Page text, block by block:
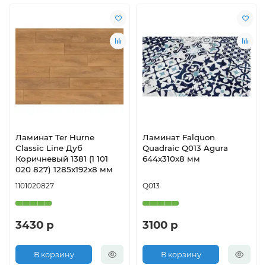
Ламинат Ter Hurne
Classic Line Дуб
Коричневый 1381 (1 101
020 827) 1285x192x8 мм
1101020827
3430 р
В корзину
Ламинат Falquon
Quadraic Q013 Agura
644х310х8 мм
Q013
3100 р
В корзину